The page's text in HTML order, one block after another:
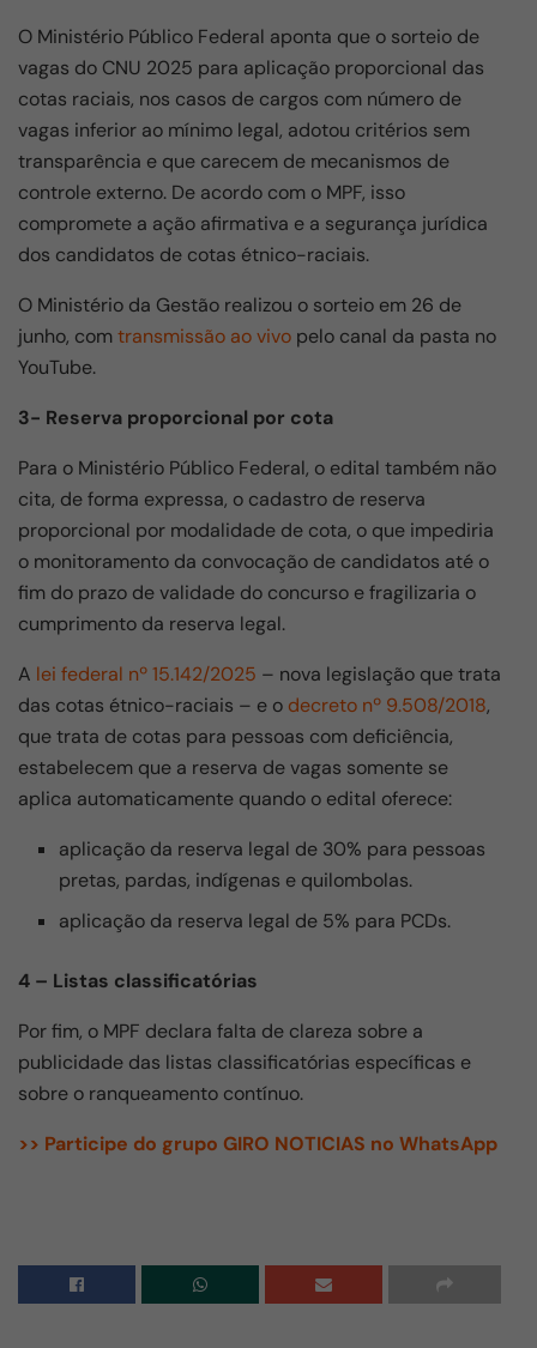
O Ministério Público Federal aponta que o sorteio de
vagas do CNU 2025 para aplicação proporcional das
cotas raciais, nos casos de cargos com número de
vagas inferior ao mínimo legal, adotou critérios sem
transparência e que carecem de mecanismos de
controle externo. De acordo com o MPF, isso
compromete a ação afirmativa e a segurança jurídica
dos candidatos de cotas étnico-raciais.
O Ministério da Gestão realizou o sorteio em 26 de
junho, comtransmissão ao vivo pelo canal da pasta no
YouTube.
3- Reserva proporcional por cota
Para o Ministério Público Federal, o edital também não
cita, de forma expressa, o cadastro de reserva
proporcional por modalidade de cota, o que impediria
o monitoramento da convocação de candidatos até o
fim do prazo de validade do concurso e fragilizaria o
cumprimento da reserva legal.
A lei federal nº 15.142/2025 – nova legislação que trata
das cotas étnico-raciais – e o decreto nº 9.508/2018,
que trata de cotas para pessoas com deficiência,
estabelecem que a reserva de vagas somente se
aplica automaticamente quando o edital oferece:
aplicação da reserva legal de 30% para pessoas
pretas, pardas, indígenas e quilombolas.
aplicação da reserva legal de 5% para PCDs.
4 – Listas classificatórias
Por fim, o MPF declara falta de clareza sobre a
publicidade das listas classificatórias específicas e
sobre o ranqueamento contínuo.
>> Participe do grupo GIRO NOTICIAS no WhatsApp